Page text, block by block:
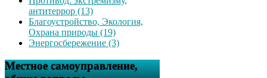
антитеррор (13)
Благоустройство, Экология,
Охрана природы (19)
Энергосбережение (3)
Местное самоуправление,